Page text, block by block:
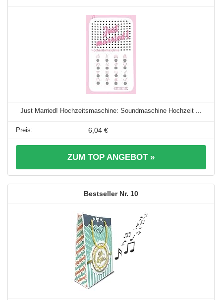
Just Married! Hochzeitsmaschine: Soundmaschine Hochzeit ...
6,04 €
ZUM TOP ANGEBOT »
10